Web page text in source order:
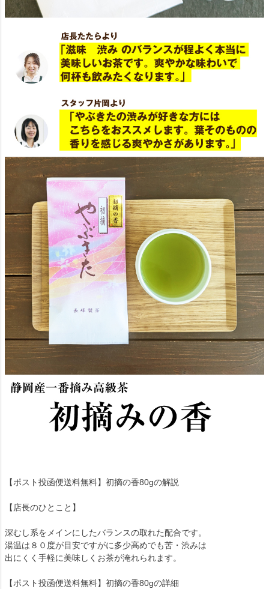
【ポスト投函便送料無料】初摘の香80gの解説
【店長のひとこと】
深むし系をメインにしたバランスの取れた配合です。
湯温は８０度が目安ですがに多少高めでも苦・渋みは
出にくく手軽に美味しくお茶が淹れられます。
【ポスト投函便送料無料】初摘の香80gの詳細